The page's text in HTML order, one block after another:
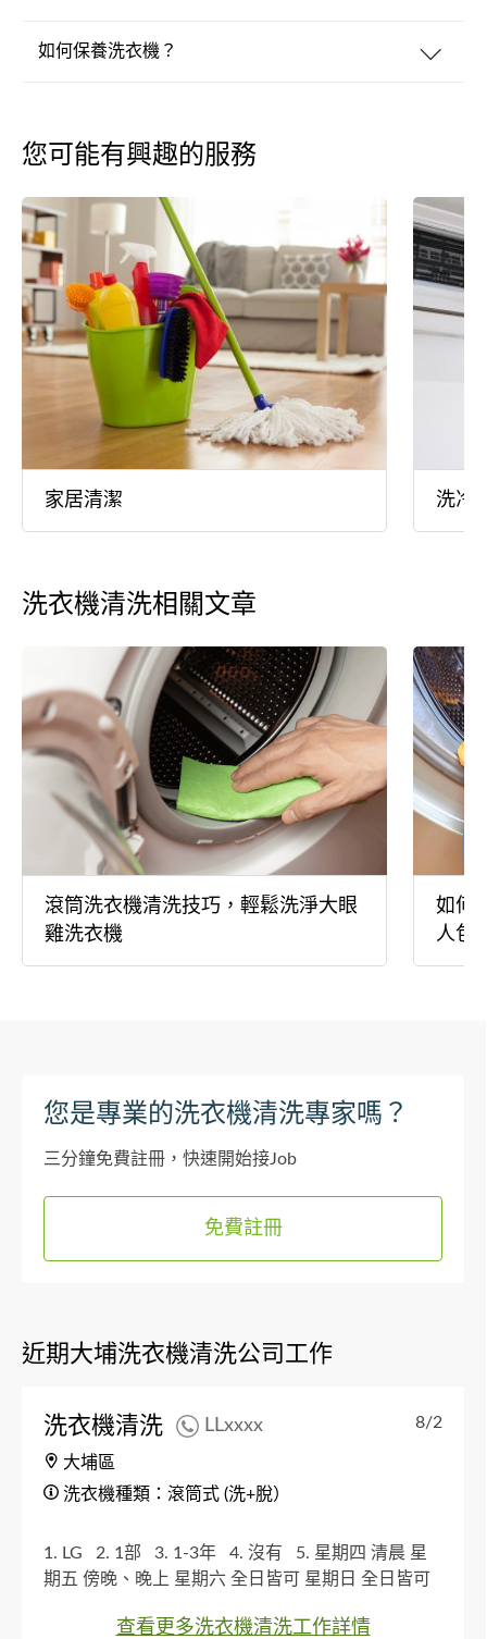
如何保養洗衣機？
您可能有興趣的服務
家居清潔 洗冷
洗衣機清洗相關文章
滾筒洗衣機清洗技巧，輕鬆洗淨大眼
雞洗衣機
如何
人包
您是專業的洗衣機清洗專家嗎？
三分鐘免費註冊，快速開始接Job
免費註冊
近期大埔洗衣機清洗公司工作
洗衣機清洗 LLxxxx
大埔區
洗衣機種類：滾筒式 (洗+脫）
8/2
1. LG 2. 1部 3. 1-3年 4. 沒有
5. 星期四 清晨 星
期五 傍晚、晚上 星期六 全日皆可 星期日 全日皆可
查看更多洗衣機清洗工作詳情